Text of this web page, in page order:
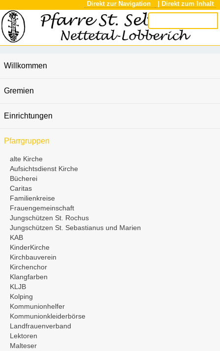
Direkt zur Navigation | Direkt zum Inhalt
Willkommen
Gremien
Einrichtungen
Pfarrgruppen
alte Kirche
Aufsichtsdienst Kirche
Bücherei
Caritas
Familienkreise
Frauengemeinschaft
Jungschützen St. Rochus
Jungschützen St. Sebastianus und Marien
KAB
KinderKirche
Kirchbauverein
Kirchenchor
Klangfarben
KLJB
Kolping
Kommunionhelfer
Kommunionkleiderbörse
Landfrauenverband
Lektoren
Malteser